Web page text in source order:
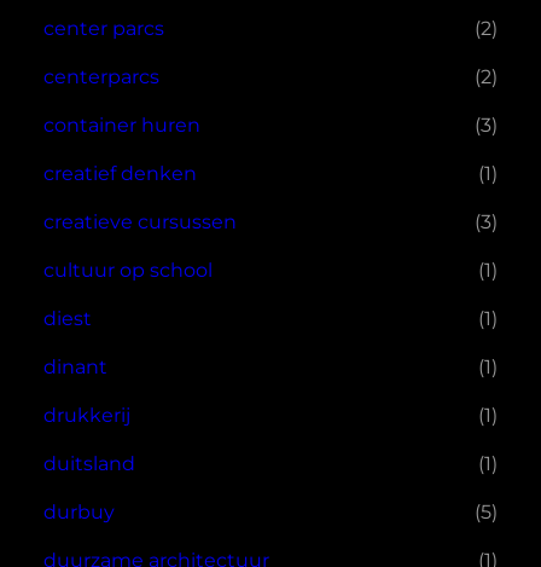
center parcs (2)
centerparcs (2)
container huren (3)
creatief denken (1)
creatieve cursussen (3)
cultuur op school (1)
diest (1)
dinant (1)
drukkerij (1)
duitsland (1)
durbuy (5)
duurzame architectuur (1)